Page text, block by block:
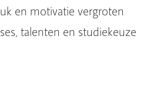
en motivatie vergroten
talenten en studiekeuze